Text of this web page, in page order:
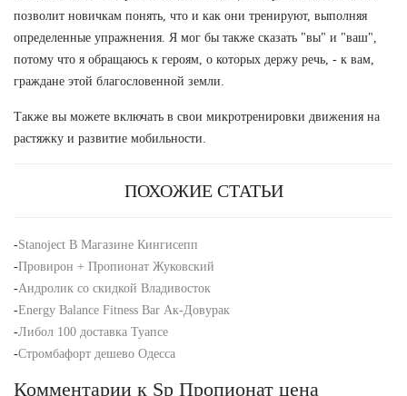
позволит новичкам понять, что и как они тренируют, выполняя
определенные упражнения. Я мог бы также сказать "вы" и "ваш",
потому что я обращаюсь к героям, о которых держу речь, - к вам,
граждане этой благословенной земли.
Также вы можете включать в свои микротренировки движения на
растяжку и развитие мобильности.
ПОХОЖИЕ СТАТЬИ
-Stanoject В Магазине Кингисепп
-Провирон + Пропионат Жуковский
-Андролик со скидкой Владивосток
-Energy Balance Fitness Bar Ак-Довурак
-Либол 100 доставка Туапсе
-Стромбафорт дешево Одесса
Комментарии к Sp Пропионат цена